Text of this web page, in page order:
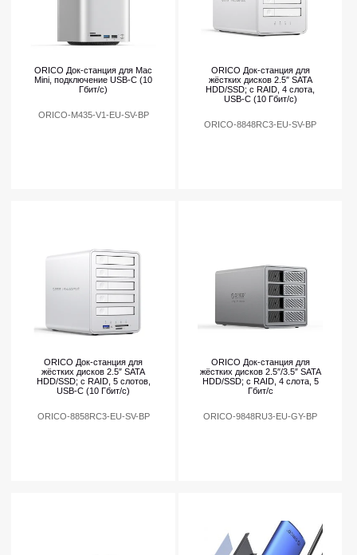
ORICO Док-станция для Mac
Mini, подключение USB-C (10
Гбит/с)
ORICO-M435-V1-EU-SV-BP
ORICO Док-станция для
жёстких дисков 2.5″ SATA
HDD/SSD; с RAID, 4 слота,
USB-C (10 Гбит/с)
ORICO-8848RC3-EU-SV-BP
ORICO Док-станция для
жёстких дисков 2.5″ SATA
HDD/SSD; с RAID, 5 слотов,
USB-C (10 Гбит/с)
ORICO-8858RC3-EU-SV-BP
ORICO Док-станция для
жёстких дисков 2.5″/3.5″ SATA
HDD/SSD; с RAID, 4 слота, 5
Гбит/с
ORICO-9848RU3-EU-GY-BP